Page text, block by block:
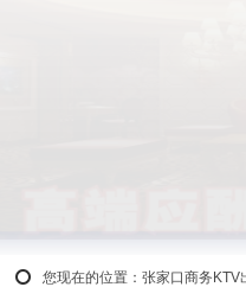
您现在的位置： 张家口商务KTV